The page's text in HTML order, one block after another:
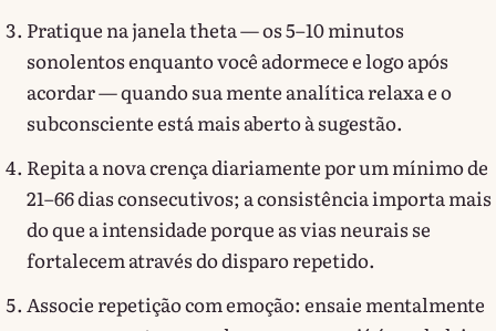
Pratique na janela theta — os 5–10 minutos
sonolentos enquanto você adormece e logo após
acordar — quando sua mente analítica relaxa e o
subconsciente está mais aberto à sugestão.
Repita a nova crença diariamente por um mínimo de
21–66 dias consecutivos; a consistência importa mais
do que a intensidade porque as vias neurais se
fortalecem através do disparo repetido.
Associe repetição com emoção: ensaie mentalmente